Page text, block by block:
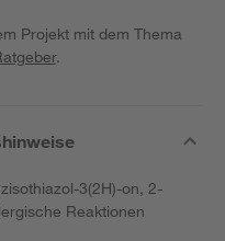
Projekt mit dem Thema
.
3(2H)-on, 2-
Reaktionen